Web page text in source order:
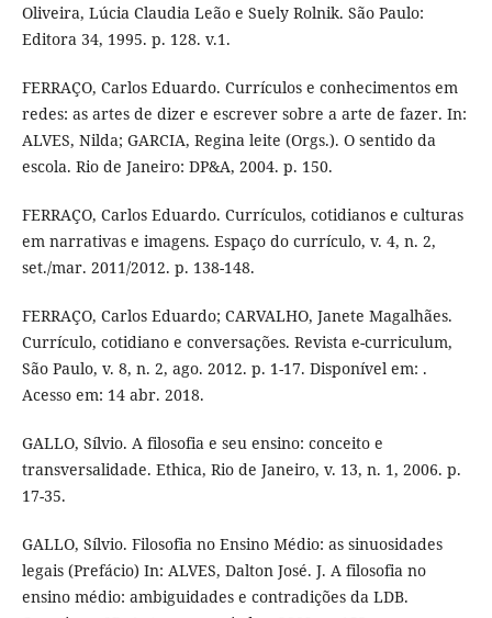
Oliveira, Lúcia Claudia Leão e Suely Rolnik. São Paulo:
Editora 34, 1995. p. 128. v.1.
FERRAÇO, Carlos Eduardo. Currículos e conhecimentos em
redes: as artes de dizer e escrever sobre a arte de fazer. In:
ALVES, Nilda; GARCIA, Regina leite (Orgs.). O sentido da
escola. Rio de Janeiro: DP&A, 2004. p. 150.
FERRAÇO, Carlos Eduardo. Currículos, cotidianos e culturas
em narrativas e imagens. Espaço do currículo, v. 4, n. 2,
set./mar. 2011/2012. p. 138-148.
FERRAÇO, Carlos Eduardo; CARVALHO, Janete Magalhães.
Currículo, cotidiano e conversações. Revista e-curriculum,
São Paulo, v. 8, n. 2, ago. 2012. p. 1-17. Disponível em: .
Acesso em: 14 abr. 2018.
GALLO, Sílvio. A filosofia e seu ensino: conceito e
transversalidade. Ethica, Rio de Janeiro, v. 13, n. 1, 2006. p.
17-35.
GALLO, Sílvio. Filosofia no Ensino Médio: as sinuosidades
legais (Prefácio) In: ALVES, Dalton José. J. A filosofia no
ensino médio: ambiguidades e contradições da LDB.